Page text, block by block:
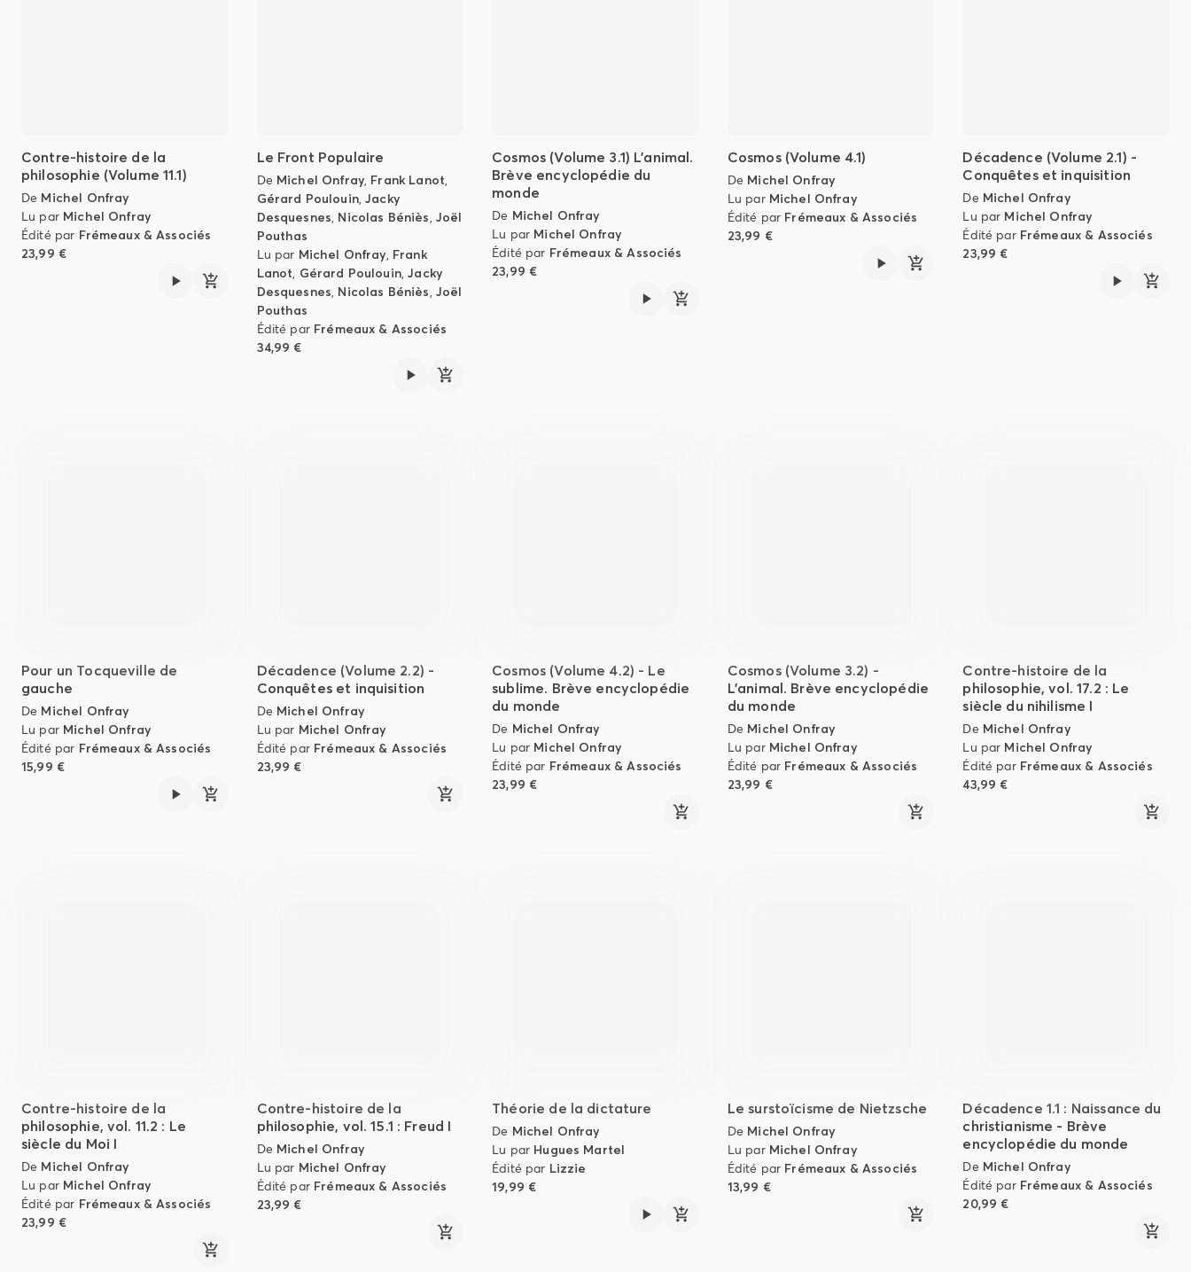
Contre-histoire de la
philosophie (Volume 11.1)
De Michel Onfray
Lu par Michel Onfray
Édité par Frémeaux & Associés
23,99 €
Le Front Populaire
De Michel Onfray, Frank Lanot,
Gérard Poulouin,Jacky
Desquesnes, Nicolas Béniès, Joël
Pouthas
Lu par Michel Onfray, Frank
Lanot, Gérard Poulouin,Jacky
Desquesnes, Nicolas Béniès, Joël
Pouthas
Édité par Frémeaux & Associés
34,99 €
Cosmos (Volume 3.1) L'animal.
Brève encyclopédie du
monde
De Michel Onfray
Lu par Michel Onfray
Édité par Frémeaux & Associés
23,99 €
Cosmos (Volume 4.1)
De Michel Onfray
Lu par Michel Onfray
Édité par Frémeaux & Associés
23,99 €
Décadence (Volume 2.1) -
Conquêtes et inquisition
De Michel Onfray
Lu par Michel Onfray
Édité par Frémeaux & Associés
23,99 €
Pour un Tocqueville de
gauche
De Michel Onfray
Lu par Michel Onfray
Édité par Frémeaux & Associés
15,99 €
Décadence (Volume 2.2) -
Conquêtes et inquisition
De Michel Onfray
Lu par Michel Onfray
Édité par Frémeaux & Associés
23,99 €
Cosmos (Volume 4.2) - Le
sublime. Brève encyclopédie
du monde
De Michel Onfray
Lu par Michel Onfray
Édité par Frémeaux & Associés
23,99 €
Cosmos (Volume 3.2) -
L'animal. Brève encyclopédie
du monde
De Michel Onfray
Lu par Michel Onfray
Édité par Frémeaux & Associés
23,99 €
Contre-histoire de la
philosophie, vol. 17.2 : Le
siècle du nihilisme I
De Michel Onfray
Lu par Michel Onfray
Édité par Frémeaux & Associés
43,99 €
Contre-histoire de la
philosophie, vol. 11.2 : Le
siècle du Moi I
De Michel Onfray
Lu par Michel Onfray
Édité par Frémeaux & Associés
23,99 €
Contre-histoire de la
philosophie, vol. 15.1 : Freud I
De Michel Onfray
Lu par Michel Onfray
Édité par Frémeaux & Associés
23,99 €
Théorie de la dictature
De Michel Onfray
Lu par Hugues Martel
Édité par Lizzie
19,99 €
Le surstoïcisme de Nietzsche
De Michel Onfray
Lu par Michel Onfray
Édité par Frémeaux & Associés
13,99 €
Décadence 1.1 : Naissance du
christianisme - Brève
encyclopédie du monde
De Michel Onfray
Édité par Frémeaux & Associés
20,99 €